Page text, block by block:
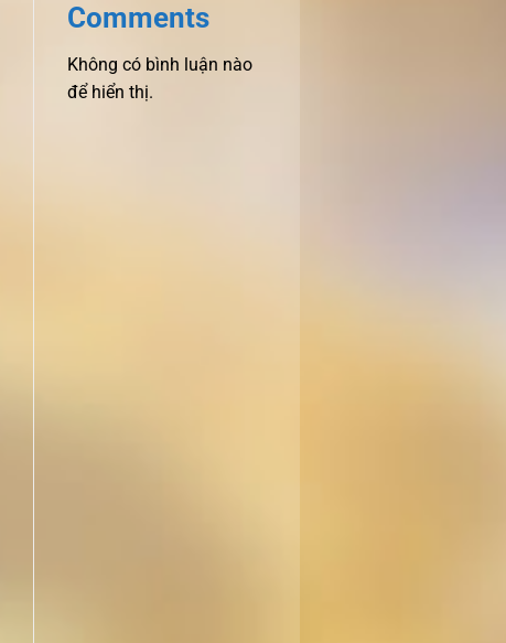
Comments
Không có bình luận nào
để hiển thị.